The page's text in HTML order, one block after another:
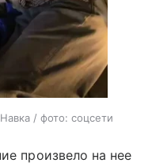
/ фото: соцсети
произвело на нее